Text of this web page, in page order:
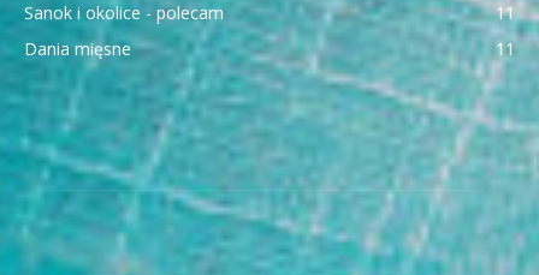
Sanok i okolice - polecam
11
Dania mięsne
11